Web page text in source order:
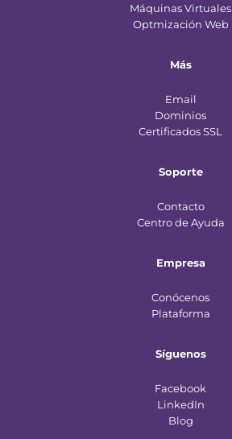
Máquinas Virtuales
Optmización Web
Más
Email
Dominios
Certificados SSL
Soporte
Contacto
Centro de Ayuda
Empresa
Conócenos
Plataforma
Síguenos
Facebook
LinkedIn
Blog